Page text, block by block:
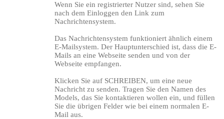
Wenn Sie ein registrierter Nutzer sind, sehen Sie
nach dem Einloggen den Link zum
Nachrichtensystem.
Das Nachrichtensystem funktioniert ähnlich einem
E-Mailsystem. Der Hauptunterschied ist, dass die E-
Mails an eine Webseite senden und von der
Webseite empfangen.
Klicken Sie auf SCHREIBEN, um eine neue
Nachricht zu senden. Tragen Sie den Namen des
Models, das Sie kontaktieren wollen ein, und füllen
Sie die übrigen Felder wie bei einem normalen E-
Mail aus.